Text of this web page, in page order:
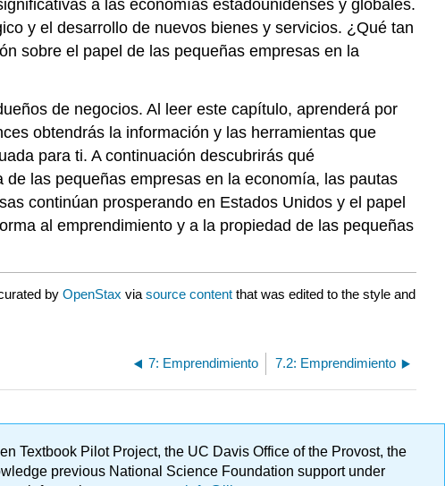
a las economías estadounidenses y globales.
y el desarrollo de nuevos bienes y servicios. ¿Qué tan
sobre el papel de las pequeñas empresas en la
de negocios. Al leer este capítulo, aprenderá por
obtendrás la información y las herramientas que
para ti. A continuación descubrirás qué
las pequeñas empresas en la economía, las pautas
continúan prosperando en Estados Unidos y el papel
al emprendimiento y a la propiedad de las pequeñas
by OpenStax via source content that was edited to the style and
7: Emprendimiento 7.2: Emprendimiento
Textbook Pilot Project, the UC Davis Office of the Provost, the
previous National Science Foundation support under